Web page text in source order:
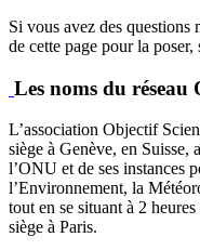
Si vous avez des questions
de cette page pour la
Les noms du réseau
L’association Objectif
siège à Genève, en Suisse,
l’ONU et de ses instances
l’Environnement, la
tout en se situant à 2
siège à Paris.